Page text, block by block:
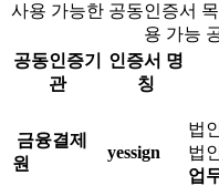
사용 가능한 공동인증서
용 가능
공동인증기
관
인증서 명
칭
금융결제
원
yessign
법
법
업